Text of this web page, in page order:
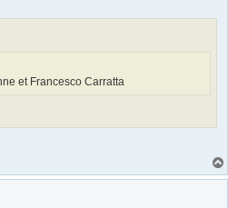
et Francesco Carratta